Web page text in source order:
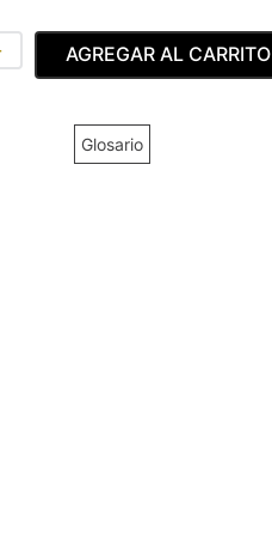
AGREGAR AL CARRITO
Glosario